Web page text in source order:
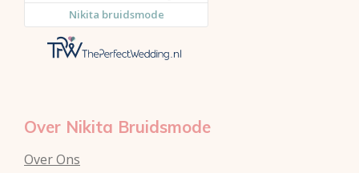
e
g
r
a
m
A
p
Over Nikita Bruidsmode
Over Ons